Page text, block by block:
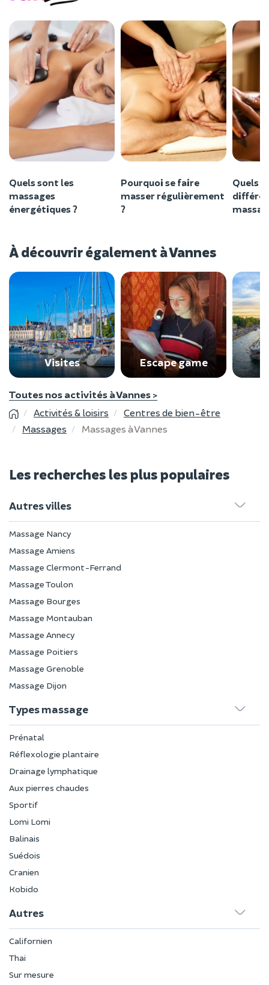
Quels sont les
massages
énergétiques ?
Pourquoi se faire
masser régulièrement
?
Quels
À découvrir également à Vannes
Visites Escape game
Toutes nos activités à Vannes >
Activités & loisirs
Centres de bien-être
Massages
Massages à Vannes
Les recherches les plus populaires
Autres villes
Massage Nancy
Massage Amiens
Massage Clermont-Ferrand
Massage Toulon
Massage Bourges
Massage Montauban
Massage Annecy
Massage Poitiers
Massage Grenoble
Massage Dijon
Types massage
Prénatal
Réflexologie plantaire
Drainage lymphatique
Aux pierres chaudes
Sportif
Lomi Lomi
Balinais
Suédois
Cranien
Kobido
Autres
Californien
Thai
Sur mesure